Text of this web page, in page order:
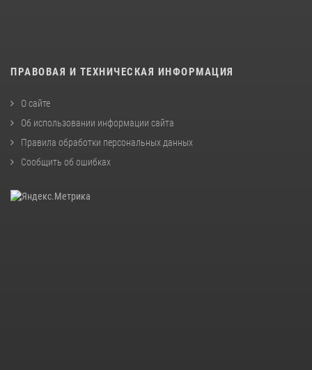
ПРАВОВАЯ И ТЕХНИЧЕСКАЯ ИНФОРМАЦИЯ
О сайте
Об использовании информации сайта
Правила обработки персональных данных
Сообщить об ошибках